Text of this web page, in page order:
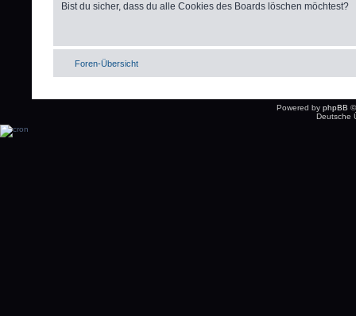
Bist du sicher, dass du alle Cookies des Boards löschen möchtest?
Foren-Übersicht
Powered by phpBB
Deutsche